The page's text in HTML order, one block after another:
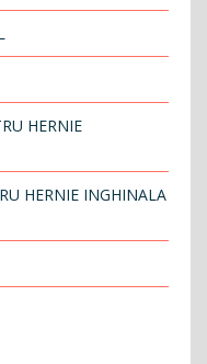
HERNIE
HERNIE INGHINALA